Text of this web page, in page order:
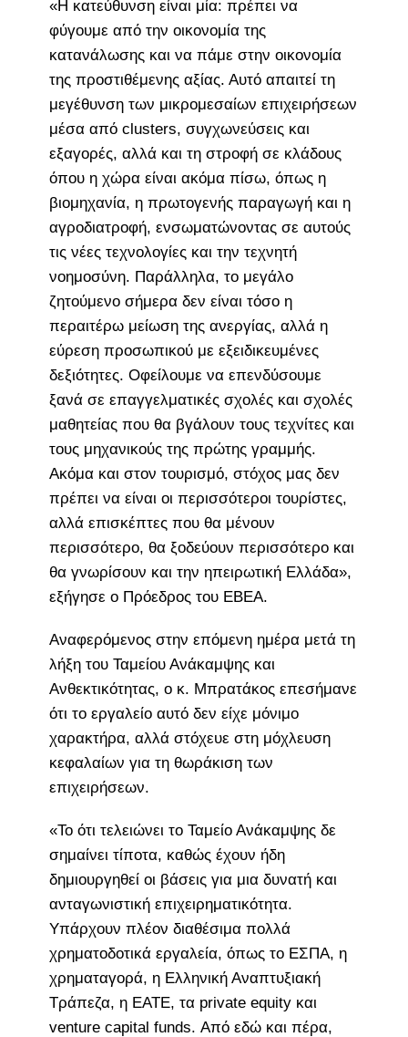
«Η κατεύθυνση είναι μία: πρέπει να
φύγουμε από την οικονομία της
κατανάλωσης και να πάμε στην οικονομία
της προστιθέμενης αξίας. Αυτό απαιτεί τη
μεγέθυνση των μικρομεσαίων επιχειρήσεων
μέσα από clusters, συγχωνεύσεις και
εξαγορές, αλλά και τη στροφή σε κλάδους
όπου η χώρα είναι ακόμα πίσω, όπως η
βιομηχανία, η πρωτογενής παραγωγή και η
αγροδιατροφή, ενσωματώνοντας σε αυτούς
τις νέες τεχνολογίες και την τεχνητή
νοημοσύνη. Παράλληλα, το μεγάλο
ζητούμενο σήμερα δεν είναι τόσο η
περαιτέρω μείωση της ανεργίας, αλλά η
εύρεση προσωπικού με εξειδικευμένες
δεξιότητες. Οφείλουμε να επενδύσουμε
ξανά σε επαγγελματικές σχολές και σχολές
μαθητείας που θα βγάλουν τους τεχνίτες και
τους μηχανικούς της πρώτης γραμμής.
Ακόμα και στον τουρισμό, στόχος μας δεν
πρέπει να είναι οι περισσότεροι τουρίστες,
αλλά επισκέπτες που θα μένουν
περισσότερο, θα ξοδεύουν περισσότερο και
θα γνωρίσουν και την ηπειρωτική Ελλάδα»,
εξήγησε ο Πρόεδρος του ΕΒΕΑ.
Αναφερόμενος στην επόμενη ημέρα μετά τη
λήξη του Ταμείου Ανάκαμψης και
Ανθεκτικότητας, ο κ. Μπρατάκος επεσήμανε
ότι το εργαλείο αυτό δεν είχε μόνιμο
χαρακτήρα, αλλά στόχευε στη μόχλευση
κεφαλαίων για τη θωράκιση των
επιχειρήσεων.
«Το ότι τελειώνει το Ταμείο Ανάκαμψης δε
σημαίνει τίποτα, καθώς έχουν ήδη
δημιουργηθεί οι βάσεις για μια δυνατή και
ανταγωνιστική επιχειρηματικότητα.
Υπάρχουν πλέον διαθέσιμα πολλά
χρηματοδοτικά εργαλεία, όπως το ΕΣΠΑ, η
χρηματαγορά, η Ελληνική Αναπτυξιακή
Τράπεζα, η ΕΑΤΕ, τα private equity και
venture capital funds. Από εδώ και πέρα,